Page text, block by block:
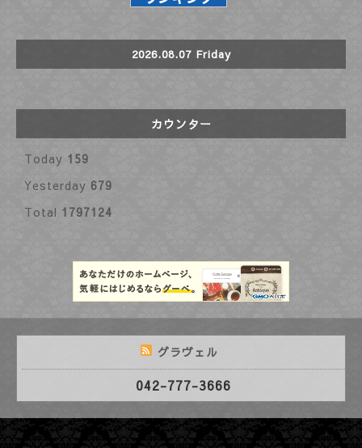
2026.08.07 Friday
カウンター
Today 159
Yesterday 679
Total 1797124
グラヴェル
042-777-3666